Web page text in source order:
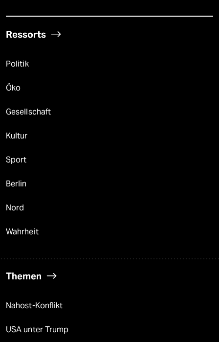
Ressorts
Politik
Öko
Gesellschaft
Kultur
Sport
Berlin
Nord
Wahrheit
Themen
Nahost-Konflikt
USA unter Trump